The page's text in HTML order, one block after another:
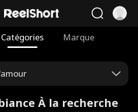
Catégories Marque
À la recherche